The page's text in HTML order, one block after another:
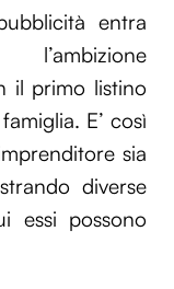
entra
il primo listino
E’ così
sia
diverse
essi possono